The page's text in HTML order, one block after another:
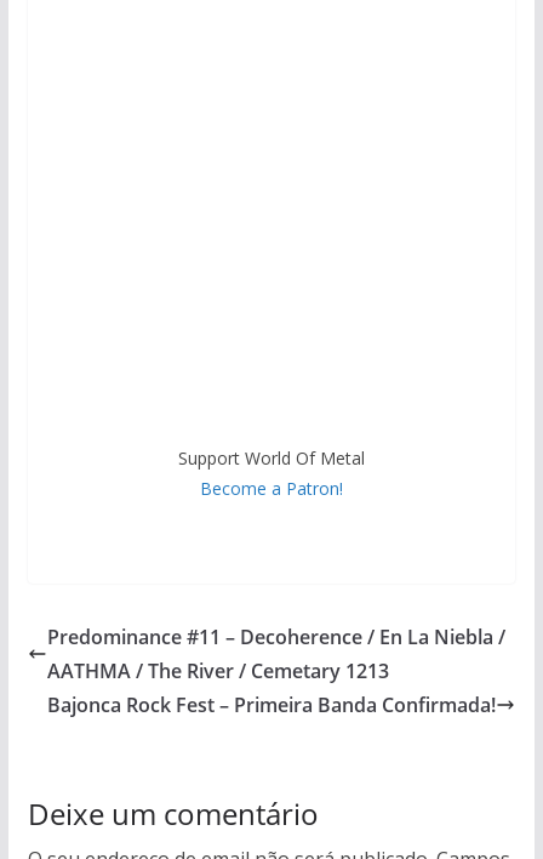
Support World Of Metal
Become a Patron!
Predominance #11 – Decoherence / En La Niebla /
AATHMA / The River / Cemetary 1213
Bajonca Rock Fest – Primeira Banda Confirmada!
Deixe um comentário